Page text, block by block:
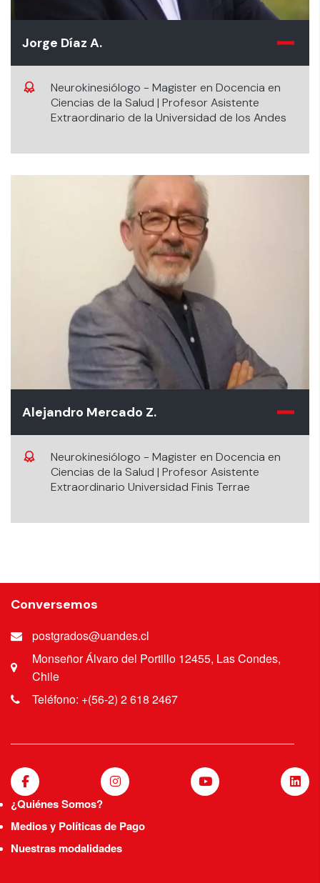
Jorge Díaz A.
Neurokinesiólogo - Magister en Docencia en
Ciencias de la Salud | Profesor Asistente
Extraordinario de la Universidad de los Andes
Alejandro Mercado Z.
Neurokinesiólogo - Magister en Docencia en
Ciencias de la Salud | Profesor Asistente
Extraordinario Universidad Finis Terrae
Conversemos
postgrados@uandes.cl
Monseñor Álvaro del Portillo 12455, Las Condes,
Chile
Teléfono: +(56-2) 2 618 2467
¿Quiénes Somos?
Medios y Políticas de Pago
Nuestras modalidades